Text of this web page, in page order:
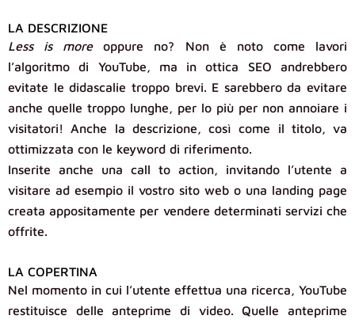
LA DESCRIZIONE
Less is moreoppure no? Non è noto come lavori
l’algoritmo di YouTube, ma in ottica SEO andrebbero
evitate le didascalie troppo brevi. E sarebbero da evitare
anche quelle troppo lunghe, per lo più per non annoiare i
visitatori! Anche la descrizione, così come il titolo, va
ottimizzata con le keyword di riferimento.
Inserite anche una call to action, invitando l’utente a
visitare ad esempio il vostro sito web o una landing page
creata appositamente per vendere determinati servizi che
offrite.
LA COPERTINA
Nel momento in cui l’utente effettua una ricerca, YouTube
restituisce delle anteprime di video. Quelle anteprime